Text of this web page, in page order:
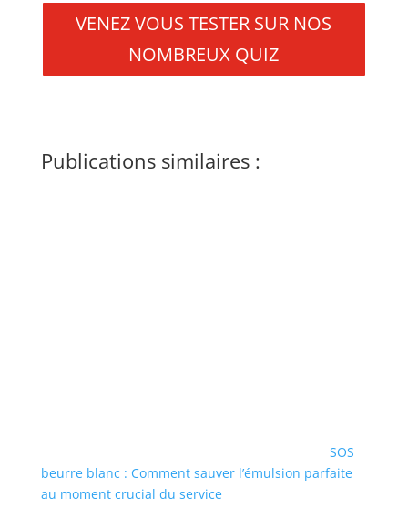
VENEZ VOUS TESTER SUR NOS
NOMBREUX QUIZ
Publications similaires :
SOS
beurre blanc : Comment sauver l’émulsion parfaite
au moment crucial du service